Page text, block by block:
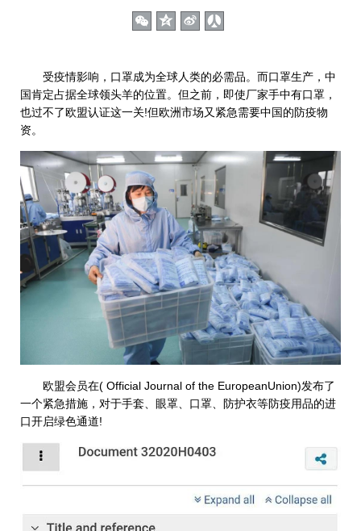
受疫情影响，口罩成为全球人类的必需品。而口罩生产，中
国肯定占据全球领头羊的位置。但之前，即使厂家手中有口罩，
也过不了欧盟认证这一关!但欧洲市场又紧急需要中国的防疫物
资。
欧盟会员在( Official Journal of the EuropeanUnion)发布了
一个紧急措施，对于手套、眼罩、口罩、防护衣等防疫用品的进
口开启绿色通道!